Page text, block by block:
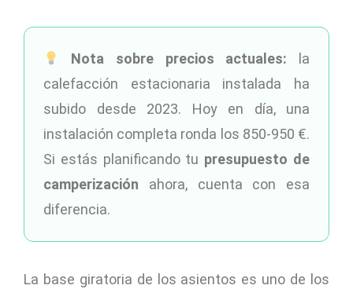
Nota sobre precios actuales: la
calefacción estacionaria instalada ha
subido desde 2023. Hoy en día, una
instalación completa ronda los 850-950 €.
Si estás planificando tu presupuesto de
camperización ahora, cuenta con esa
diferencia.
La base giratoria de los asientos es uno de los